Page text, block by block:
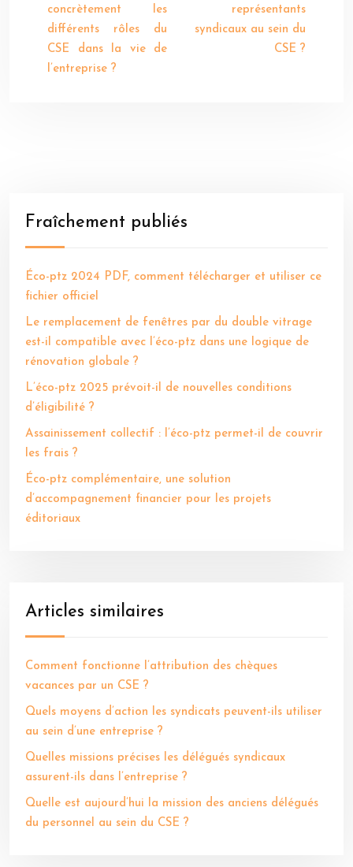
concrètement les
différents rôles du
CSE dans la vie de
l’entreprise ?
représentants
syndicaux au sein du
CSE ?
Fraîchement publiés
Éco-ptz 2024 PDF, comment télécharger et utiliser ce
fichier officiel
Le remplacement de fenêtres par du double vitrage
est-il compatible avec l’éco-ptz dans une logique de
rénovation globale ?
L’éco-ptz 2025 prévoit-il de nouvelles conditions
d’éligibilité ?
Assainissement collectif : l’éco-ptz permet-il de couvrir
les frais ?
Éco-ptz complémentaire, une solution
d’accompagnement financier pour les projets
éditoriaux
Articles similaires
Comment fonctionne l’attribution des chèques
vacances par un CSE ?
Quels moyens d’action les syndicats peuvent-ils utiliser
au sein d’une entreprise ?
Quelles missions précises les délégués syndicaux
assurent-ils dans l’entreprise ?
Quelle est aujourd’hui la mission des anciens délégués
du personnel au sein du CSE ?